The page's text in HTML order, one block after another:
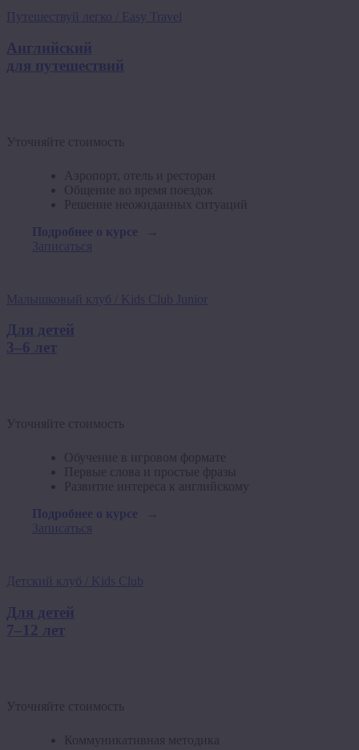
Путешествуй легко / Easy Travel
Английский
для путешествий
Уточняйте стоимость
Аэропорт, отель и ресторан
Общение во время поездок
Решение неожиданных ситуаций
Подробнее о курсе
Записаться
Малышковый клуб / Kids Club Junior
Для детей
3–6 лет
Уточняйте стоимость
Обучение в игровом формате
Первые слова и простые фразы
Развитие интереса к английскому
Подробнее о курсе
Записаться
Детский клуб / Kids Club
Для детей
7–12 лет
Уточняйте стоимость
Коммуникативная методика